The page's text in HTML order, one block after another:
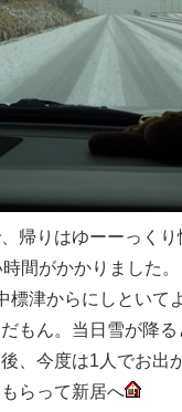
帰りはゆーーっくり
間がかかりました。
標津からにしといて
もん。当日雪が降
、今度は1人でお出
らって新居へ